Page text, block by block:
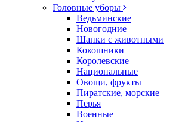
Головные уборы
Ведьминские
Новогодние
Шапки с животными
Кокошники
Королевские
Национальные
Овощи, фрукты
Пиратские, морские
Перья
Военные